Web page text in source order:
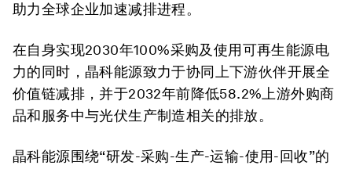
助力全球企业加速减排进程。
在自身实现2030年100%采购及使用可再生能源电
力的同时，晶科能源致力于协同上下游伙伴开展全
价值链减排，并于2032年前降低58.2%上游外购商
品和服务中与光伏生产制造相关的排放。
晶科能源围绕“研发-采购-生产-运输-使用-回收”的